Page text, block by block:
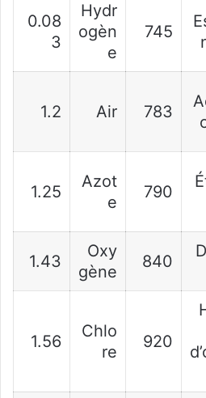
745
Hydr
ogèn
e
0.08
3
783
Air
1.2
790
Azot
e
1.25
840
Oxy
gène
1.43
920
Chlo
re
1.56